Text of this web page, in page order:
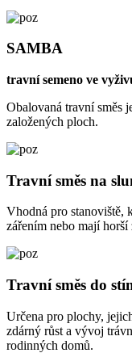
SAMBA
travní semeno ve
Obalovaná travní směs
založených ploch.
Travní směs na
Vhodná pro stanoviště,
zářením nebo mají
Travní směs do
Určena pro plochy,
zdárný růst a vývoj
rodinných domů.